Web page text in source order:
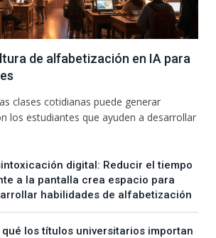
de alfabetización en IA para
clases cotidianas puede generar
los estudiantes que ayuden a desarrollar
digital: Reducir el tiempo
a la pantalla crea espacio para
habilidades de alfabetización
qué los títulos universitarios importan